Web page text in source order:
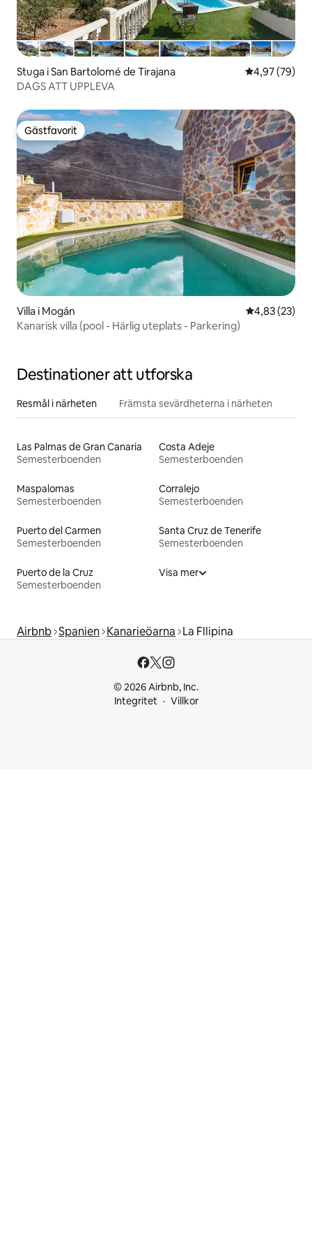
Stuga i San Bartolomé de Tirajana 4,97 av 5 i
4,97 (79)
DAGS ATT UPPLEVA
Gästfavorit
Gästfavorit
Villa i Mogán 4,83 av 5 i
4,83 (23)
Kanarisk villa (pool - Härlig uteplats - Parkering)
Destinationer att utforska
Resmål i närheten Främsta sevärdheterna i närheten
Las Palmas de Gran Canaria
Semesterboenden
Costa Adeje
Semesterboenden
Maspalomas
Semesterboenden
Corralejo
Semesterboenden
Puerto del Carmen
Semesterboenden
Santa Cruz de Tenerife
Semesterboenden
Puerto de la Cruz
Semesterboenden
Visa mer
Airbnb Spanien Kanarieöarna La Fllipina
© 2026 Airbnb, Inc.
Integritet
Villkor